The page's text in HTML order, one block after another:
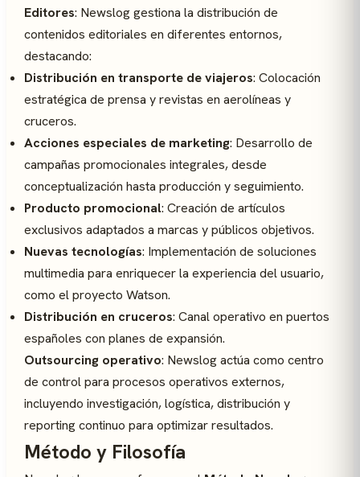
Editores: Newslog gestiona la distribución de
contenidos editoriales en diferentes entornos,
destacando:
Distribución en transporte de viajeros: Colocación
estratégica de prensa y revistas en aerolíneas y
cruceros.
Acciones especiales de marketing: Desarrollo de
campañas promocionales integrales, desde
conceptualización hasta producción y seguimiento.
Producto promocional: Creación de artículos
exclusivos adaptados a marcas y públicos objetivos.
Nuevas tecnologías: Implementación de soluciones
multimedia para enriquecer la experiencia del usuario,
como el proyecto Watson.
Distribución en cruceros: Canal operativo en puertos
españoles con planes de expansión.
Outsourcing operativo: Newslog actúa como centro
de control para procesos operativos externos,
incluyendo investigación, logística, distribución y
reporting continuo para optimizar resultados.
Método y Filosofía